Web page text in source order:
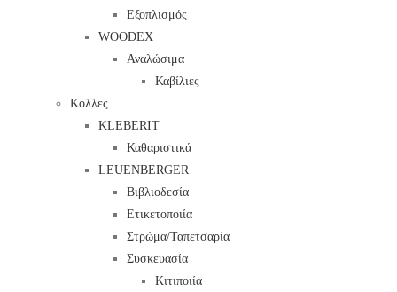
Εξοπλισμός
WOODEX
Αναλώσιμα
Καβίλιες
Κόλλες
KLEBERIT
Καθαριστικά
LEUENBERGER
Βιβλιοδεσία
Ετικετοποιία
Στρώμα/Ταπετσαρία
Συσκευασία
Κιτιποιία